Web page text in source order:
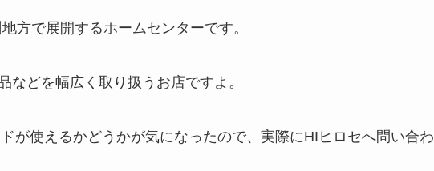
方で展開するホームセンターです。
などを幅広く取り扱うお店ですよ。
が使えるかどうかが気になったので、実際にHIヒロセへ問い合わ